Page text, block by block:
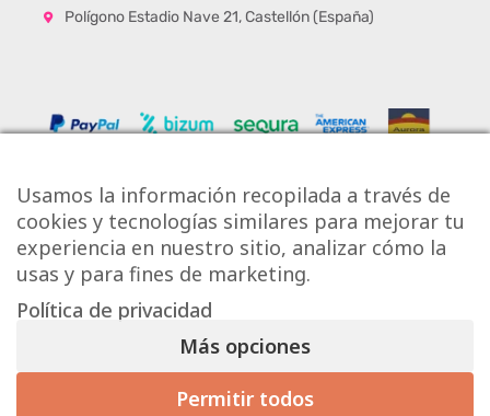
Polígono Estadio Nave 21, Castellón (España)
Copyright © Onlytiles S.L.
La Casa de los Azulejos ®
Usamos la información recopilada a través de
cookies y tecnologías similares para mejorar tu
experiencia en nuestro sitio, analizar cómo la
usas y para fines de marketing.
Política de privacidad
Más opciones
Permitir todos